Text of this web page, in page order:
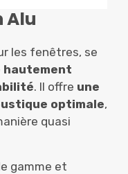
Alu
les fenêtres, se
hautement
. Il offre une
optimale,
quasi
gamme et